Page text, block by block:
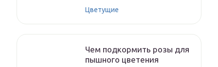
Цветущие
Чем подкормить розы для
пышного цветения